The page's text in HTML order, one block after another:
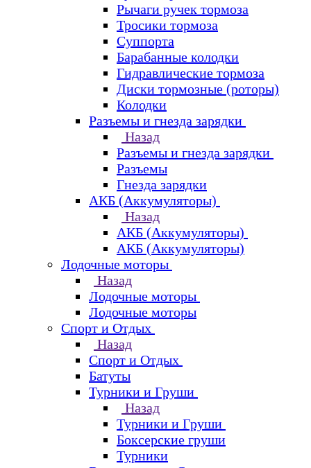
Рычаги ручек тормоза
Тросики тормоза
Суппорта
Барабанные колодки
Гидравлические тормоза
Диски тормозные (роторы)
Колодки
Разъемы и гнезда зарядки
Назад
Разъемы и гнезда зарядки
Разъемы
Гнезда зарядки
АКБ (Аккумуляторы)
Назад
АКБ (Аккумуляторы)
АКБ (Аккумуляторы)
Лодочные моторы
Назад
Лодочные моторы
Лодочные моторы
Спорт и Отдых
Назад
Спорт и Отдых
Батуты
Турники и Груши
Назад
Турники и Груши
Боксерские груши
Турники